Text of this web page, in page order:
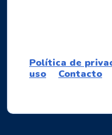
Política de
uso
Contacto